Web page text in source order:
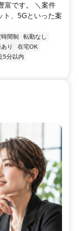
富です。 ＼案件
、5Gといった案
時間制
転勤なし
り
在宅OK
5分以内